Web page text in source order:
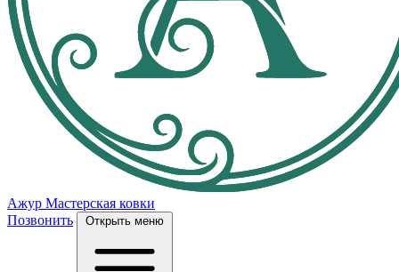
Ажур Мастерская ковки
Позвонить
Открыть меню